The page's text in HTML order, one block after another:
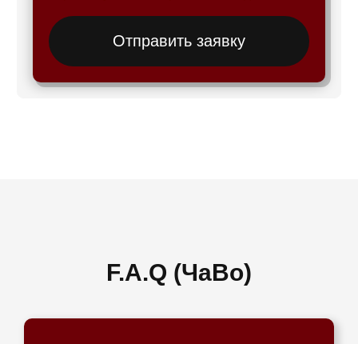
Отправить заявку
F.A.Q (ЧаВо)